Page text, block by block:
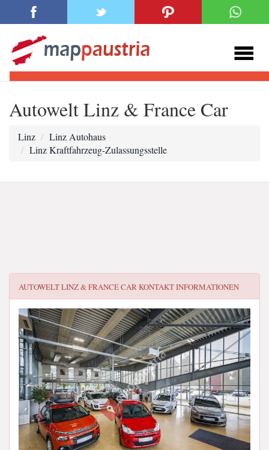
Autowelt Linz & France Car
Linz
Linz Autohaus
Linz Kraftfahrzeug-Zulassungsstelle
AUTOWELT LINZ & FRANCE CARKONTAKT INFORMATIONEN